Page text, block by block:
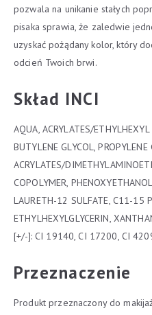
pozwala na unikanie stałych
pisaka sprawia, że zaledwie
uzyskać pożądany kolor, który
odcień Twoich brwi.
Skład INCI
AQUA, ACRYLATES/ETHYLHEXYL
BUTYLENE GLYCOL, PROPYLENE
ACRYLATES/
COPOLYMER,
LAURETH-12 SULFATE, C11-15
ETHYLHEXYLGLYCERIN,
[+/-]: CI 19140, CI 17200, CI
Przeznaczenie
Produkt przeznaczony do